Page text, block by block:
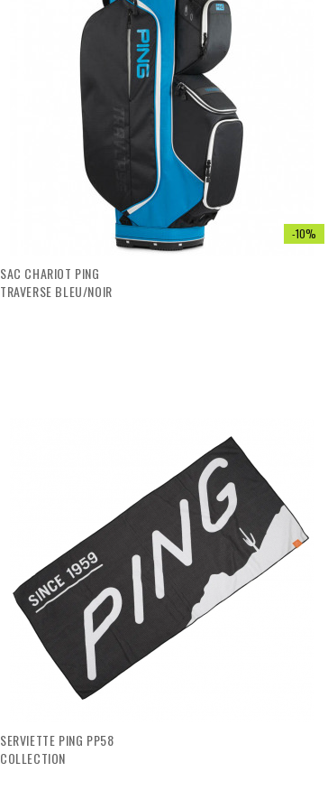
-10%
SAC CHARIOT PING
TRAVERSE BLEU/NOIR
SERVIETTE PING PP58
COLLECTION